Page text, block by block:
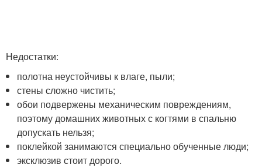
Недостатки:
полотна неустойчивы к влаге, пыли;
стены сложно чистить;
обои подвержены механическим повреждениям,
поэтому домашних животных с когтями в спальню
допускать нельзя;
поклейкой занимаются специально обученные люди;
эксклюзив стоит дорого.